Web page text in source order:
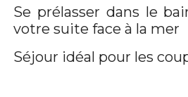
Se prélasser dans le
votre suite face à la mer
Séjour idéal pour les